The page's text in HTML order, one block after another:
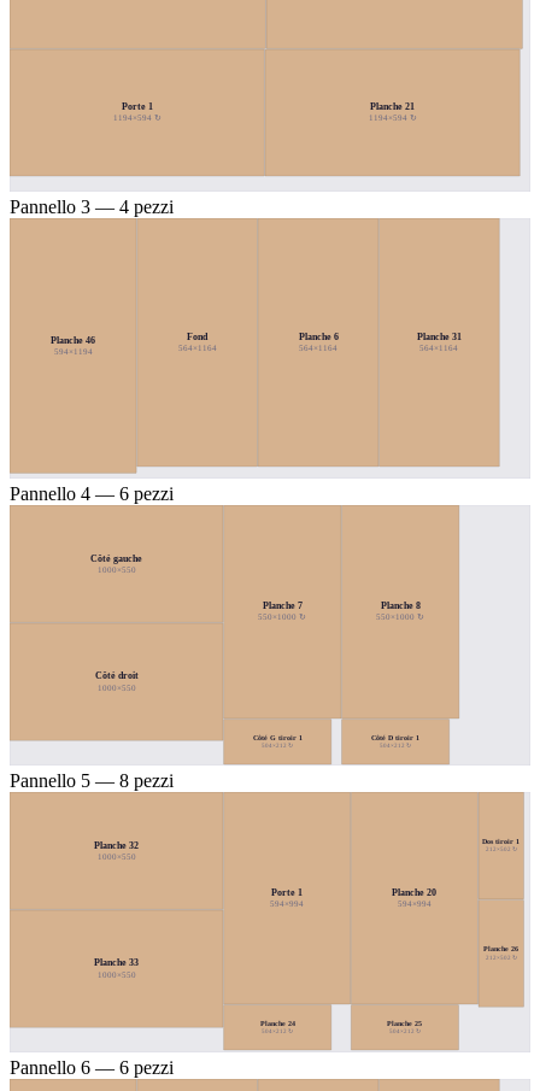
Porte 1
1194×594 ↻
Planche 21
1194×594 ↻
Pannello 3 — 4 pezzi
Planche 46
594×1194
Fond
564×1164
Planche 6
564×1164
Planche 31
564×1164
Pannello 4 — 6 pezzi
Côté gauche
1000×550
Côté droit
1000×550
Planche 7
550×1000 ↻
Planche 8
550×1000 ↻
Côté G tiroir 1
504×212 ↻
Côté D tiroir 1
504×212 ↻
Pannello 5 — 8 pezzi
Planche 32
1000×550
Planche 33
1000×550
Porte 1
594×994
Planche 20
594×994
Planche 24
504×212 ↻
Planche 25
504×212 ↻
Dos tiroir 1
212×502 ↻
Planche 26
212×502 ↻
Pannello 6 — 6 pezzi